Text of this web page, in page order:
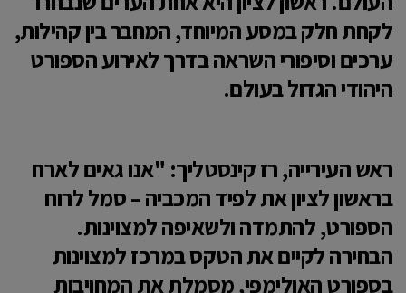
לקחת חלק במסע המיוחד, המחבר בין קהילות,
ערכים וסיפורי השראה בדרך לאירוע הספורט
היהודי הגדול בעולם.
ראש העירייה, רז קינסטליך: "אנו גאים לארח
בראשון לציון את לפיד המכביה – סמל לרוח
הספורט, להתמדה ולשאיפה למצוינות.
הבחירה לקיים את הטקס במרכז למצוינות
בספורט האולימפי, מסמלת את המחויבות